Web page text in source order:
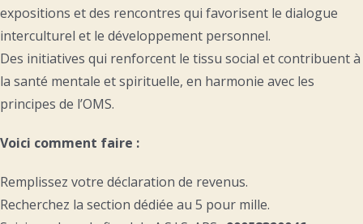
expositions et des rencontres qui favorisent le dialogue
interculturel et le développement personnel.
Des initiatives qui renforcent le tissu social et contribuent à
la santé mentale et spirituelle, en harmonie avec les
principes de l’OMS.
Voici comment faire :
Remplissez votre déclaration de revenus.
Recherchez la section dédiée au 5 pour mille.